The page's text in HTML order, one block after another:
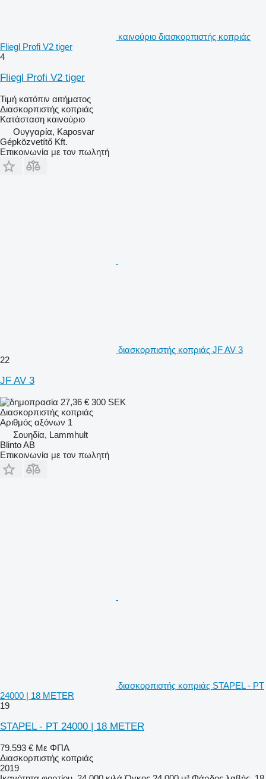
καινούριο διασκορπιστής κοπριάς
Fliegl Profi V2 tiger
4
Fliegl Profi V2 tiger
Τιμή κατόπιν αιτήματος
Διασκορπιστής κοπριάς
Κατάσταση καινούριο
Ουγγαρία, Kaposvar
Gépközvetítő Kft.
Επικοινωνία με τον πωλητή
διασκορπιστής κοπριάς JF AV 3
22
JF AV 3
27,36 € 300 SEK
Διασκορπιστής κοπριάς
Αριθμός αξόνων 1
Σουηδία, Lammhult
Blinto AB
Επικοινωνία με τον πωλητή
διασκορπιστής κοπριάς STAPEL - PT
24000 | 18 METER
19
STAPEL - PT 24000 | 18 METER
79.593 € Με ΦΠΑ
Διασκορπιστής κοπριάς
2019